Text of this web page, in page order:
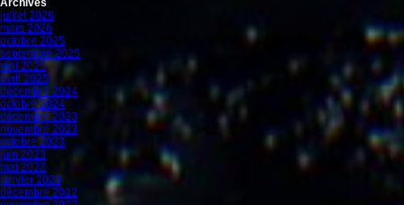
Archives
juillet 2026
mars 2026
octobre 2025
septembre 2025
mai 2025
avril 2025
décembre 2024
octobre 2024
décembre 2023
novembre 2023
octobre 2023
juin 2023
mai 2023
janvier 2023
décembre 2022